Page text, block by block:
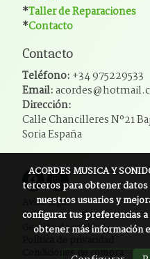
*Taller de Reparaciones
*Contacto
Contacto
Teléfono: +34 975229533
Email:
Dirección:
Calle Chancilleres Nº21
Soria España
Aviso legal
Política de cookies
Gestión de cookies
Condiciones de compra
ACORDES MUSICA Y
terceros para obtener datos
nuestros usuarios y
configurar tus preferencias
obtener más información